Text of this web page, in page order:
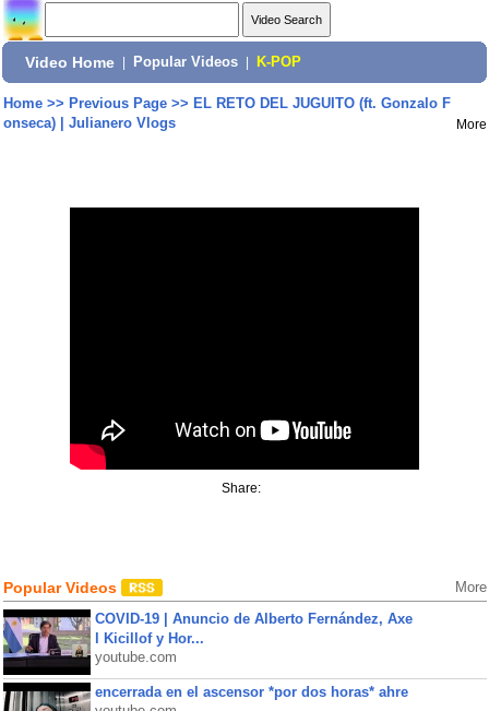
Video Home Popular Videos K-POP
Home>> Previous Page>> EL RETO DEL JUGUITO (ft. Gonzalo F
onseca) | Julianero Vlogs
More
Share:
Popular Videos More
COVID-19 | Anuncio de Alberto Fernández, Axe
l Kicillof y Hor...
youtube.com
encerrada en el ascensor *por dos horas* ahre